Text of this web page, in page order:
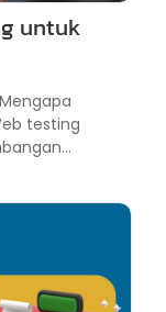
untuk
testing